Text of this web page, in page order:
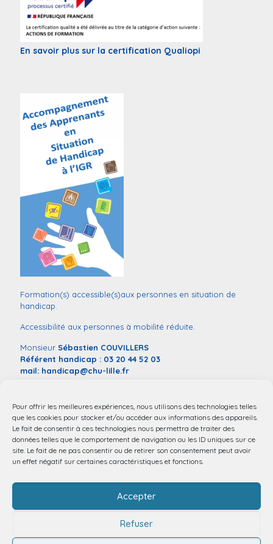
Pour offrir les meilleures expériences, nous utilisons des technologies telles
que les cookies pour stocker et/ou accéder aux informations des appareils.
Le fait de consentir à ces technologies nous permettra de traiter des
données telles que le comportement de navigation ou les ID uniques sur ce
site. Le fait de ne pas consentir ou de retirer son consentement peut avoir
un effet négatif sur certaines caractéristiques et fonctions.
Accepter
Refuser
En savoir plus sur la certification Qualiopi
Formation(s) accessible(s)aux personnes en situation de
handicap.
Accessibilité aux personnes à mobilité réduite.
Monsieur Sébastien COUVILLERS
Référent handicap : 03 20 44 52 03
mail: handicap@chu-lille.fr
contexte de votre entrée en formation,
remplissez ce
formulaire .